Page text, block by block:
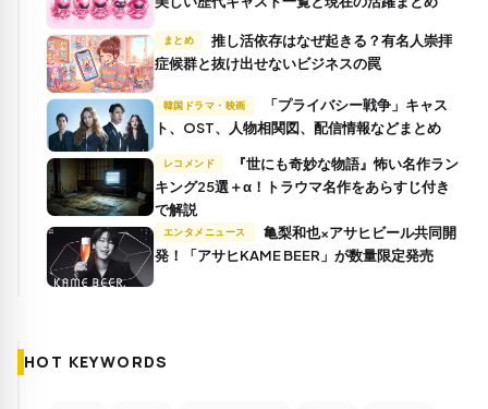
まとめ
推し活依存はなぜ起きる？有名人崇拝
症候群と抜け出せないビジネスの罠
韓国ドラマ・映画
ト、OST、人物相関図、配信情報などまとめ
レコメンド
キング25選＋α！トラウマ名作をあらすじ付き
で解説
エンタメニュース
発！「アサヒKAME BEER」が数量限定発売
HOT KEYWORDS